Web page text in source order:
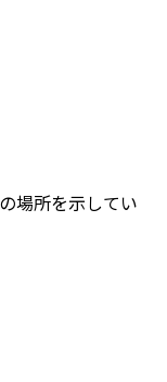
場所を示してい